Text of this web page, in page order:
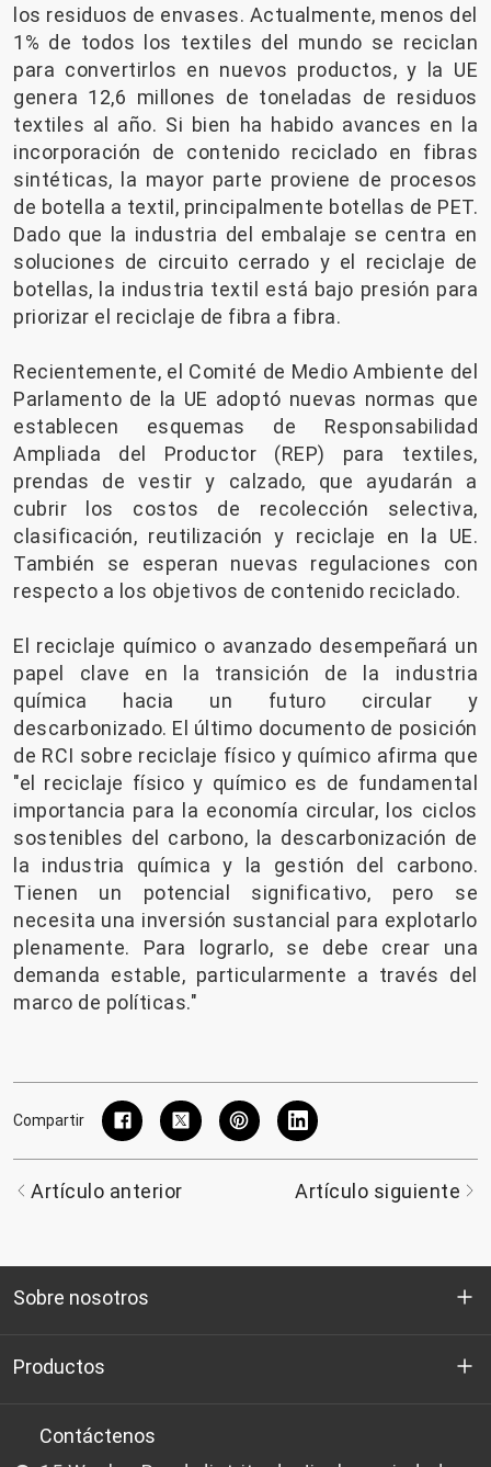
los residuos de envases. Actualmente, menos del
1% de todos los textiles del mundo se reciclan
para convertirlos en nuevos productos, y la UE
genera 12,6 millones de toneladas de residuos
textiles al año. Si bien ha habido avances en la
incorporación de contenido reciclado en fibras
sintéticas, la mayor parte proviene de procesos
de botella a textil, principalmente botellas de PET.
Dado que la industria del embalaje se centra en
soluciones de circuito cerrado y el reciclaje de
botellas, la industria textil está bajo presión para
priorizar el reciclaje de fibra a fibra.
Recientemente, el Comité de Medio Ambiente del
Parlamento de la UE adoptó nuevas normas que
establecen esquemas de Responsabilidad
Ampliada del Productor (REP) para textiles,
prendas de vestir y calzado, que ayudarán a
cubrir los costos de recolección selectiva,
clasificación, reutilización y reciclaje en la UE.
También se esperan nuevas regulaciones con
respecto a los objetivos de contenido reciclado.
El reciclaje químico o avanzado desempeñará un
papel clave en la transición de la industria
química hacia un futuro circular y
descarbonizado. El último documento de posición
de RCI sobre reciclaje físico y químico afirma que
"el reciclaje físico y químico es de fundamental
importancia para la economía circular, los ciclos
sostenibles del carbono, la descarbonización de
la industria química y la gestión del carbono.
Tienen un potencial significativo, pero se
necesita una inversión sustancial para explotarlo
plenamente. Para lograrlo, se debe crear una
demanda estable, particularmente a través del
marco de políticas."
Compartir
Artículo anterior Artículo siguiente
Sobre nosotros
Quienes somos
I+D
Productos
Chips de PET aptos para botellas
Contáctenos